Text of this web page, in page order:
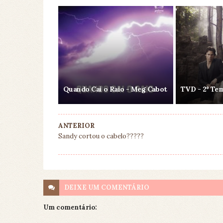
Quando Cai o Raio - Meg Cabot TVD - 2º
ANTERIOR
Sandy cortou o cabelo?????
DEIXE UM COMENTÁRIO
Um comentário: